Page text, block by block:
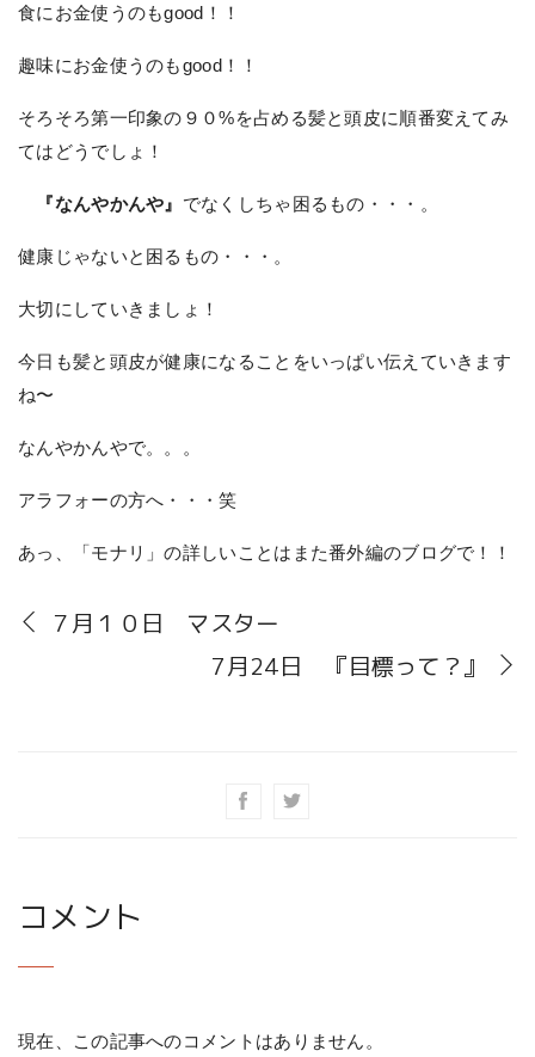
食にお金使うのもgood！！
趣味にお金使うのもgood！！
そろそろ第一印象の９０%を占める髪と頭皮に順番変えてみ
てはどうでしょ！
『なんやかんや』 でなくしちゃ困るもの・・・。
健康じゃないと困るもの・・・。
大切にしていきましょ！
今日も髪と頭皮が健康になることをいっぱい伝えていきます
ね〜
なんやかんやで。。。
アラフォーの方へ・・・笑
あっ、「モナリ」の詳しいことはまた番外編のブログで！！
７月１０日 マスター
7月24日 『目標って？』
コメント
現在、この記事へのコメントはありません。